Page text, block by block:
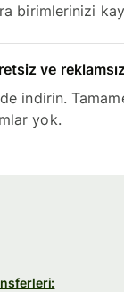
birimlerinizi
ve
indirin.
yok.